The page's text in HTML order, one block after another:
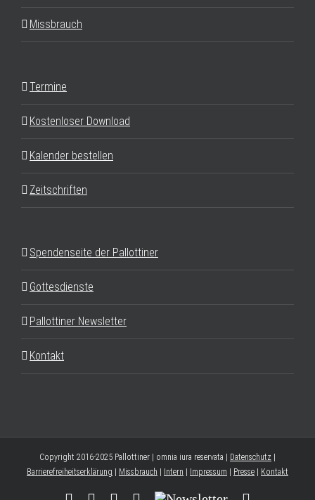
Missbrauch
Termine
Kostenloser Download
Kalender bestellen
Zeitschriften
Spendenseite der Pallottiner
Gottesdienste
Pallottiner Newsletter
Kontakt
Copyright 2016-2025 Pallottiner | omnia iura reservata | Datenschutz
Barrierefreiheitserklärung
Missbrauch Intern Impressum Presse Kontakt